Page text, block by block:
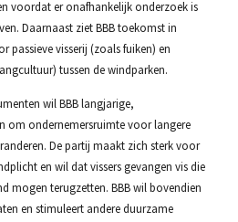
voordat er onafhankelijk onderzoek is
Daarnaast ziet BBB toekomst in
passieve visserij (zoals fuiken) en
tussen de windparken.
wil BBB langjarige,
om ondernemersruimte voor langere
De partij maakt zich sterk voor
en wil dat vissers gevangen vis die
mogen terugzetten. BBB wil bovendien
en stimuleert andere duurzame